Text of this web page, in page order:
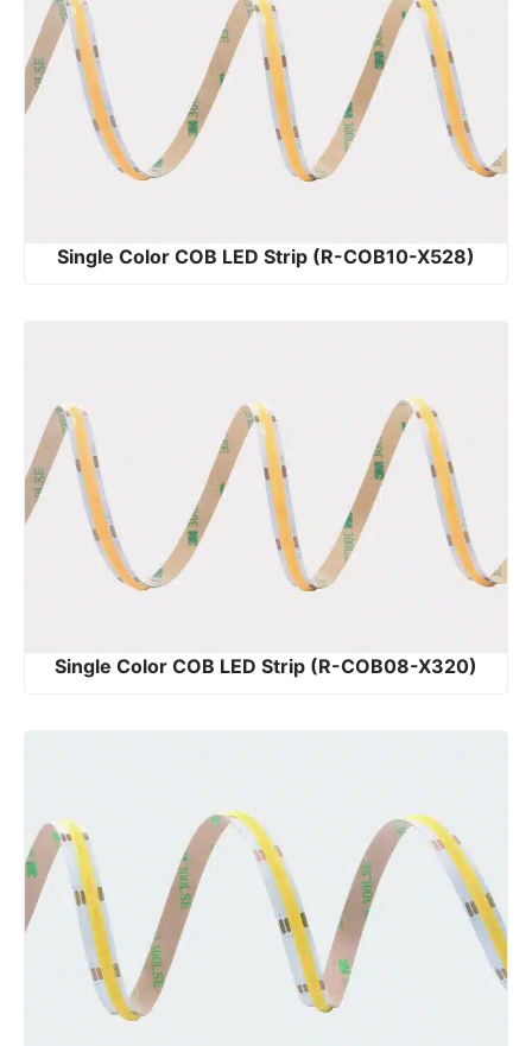
Single Color COB LED Strip (R-COB10-X528)
Single Color COB LED Strip (R-COB08-X320)